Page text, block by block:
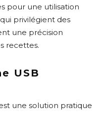
pour une utilisation
privilégient des
une précision
recettes.
USB
une solution pratique